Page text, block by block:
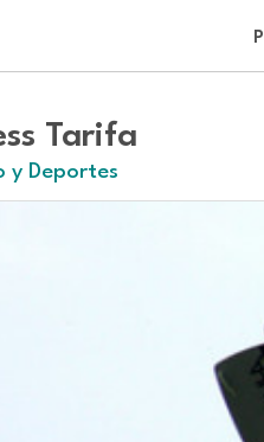
Tarifa
y Deportes